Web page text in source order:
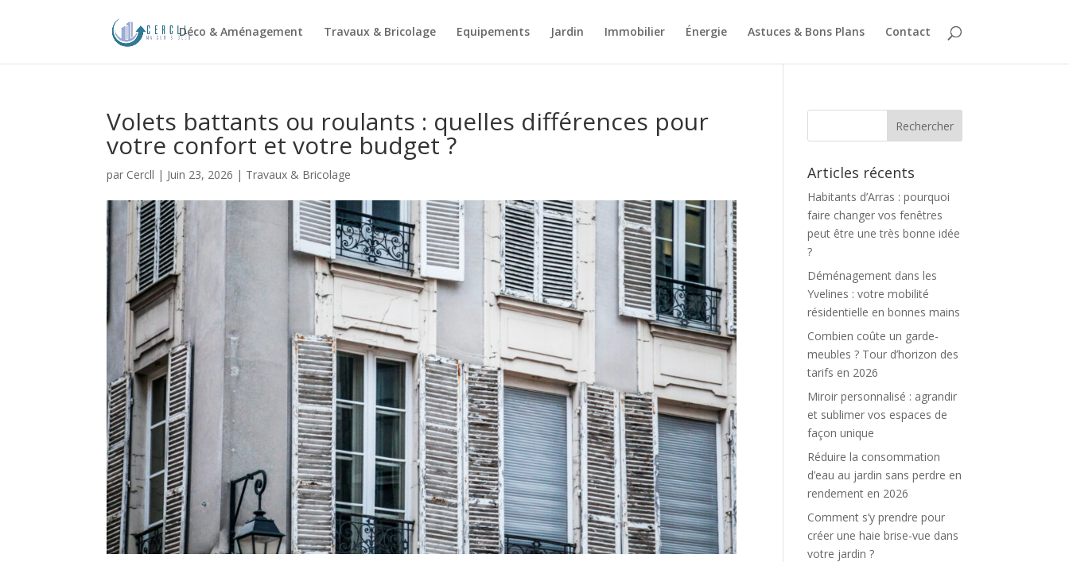
Déco & Aménagement Travaux & Bricolage Equipements Jardin Immobilier Énergie Astuces & Bons Plans Contact
Volets battants ou roulants : quelles différences pour
votre confort et votre budget ?
par Cercll | Juin 23, 2026 | Travaux & Bricolage Articles récents
Habitants d’Arras : pourquoi
faire changer vos fenêtres
peut être une très bonne idée
?
Déménagement dans les
Yvelines : votre mobilité
résidentielle en bonnes mains
Combien coûte un garde-
meubles ? Tour d’horizon des
tarifs en 2026
Miroir personnalisé : agrandir
et sublimer vos espaces de
façon unique
Réduire la consommation
d’eau au jardin sans perdre en
rendement en 2026
Comment s’y prendre pour
créer une haie brise-vue dans
votre jardin ?